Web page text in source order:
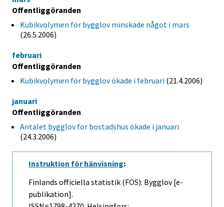
Offentliggöranden
Kubikvolymen för bygglov minskade något i mars
(26.5.2006)
februari
Offentliggöranden
Kubikvolymen för bygglov ökade i februari (21.4.2006)
januari
Offentliggöranden
Antalet bygglov för bostadshus ökade i januari
(24.3.2006)
Instruktion för hänvisning:
Finlands officiella statistik (FOS): Bygglov [e-
publikation].